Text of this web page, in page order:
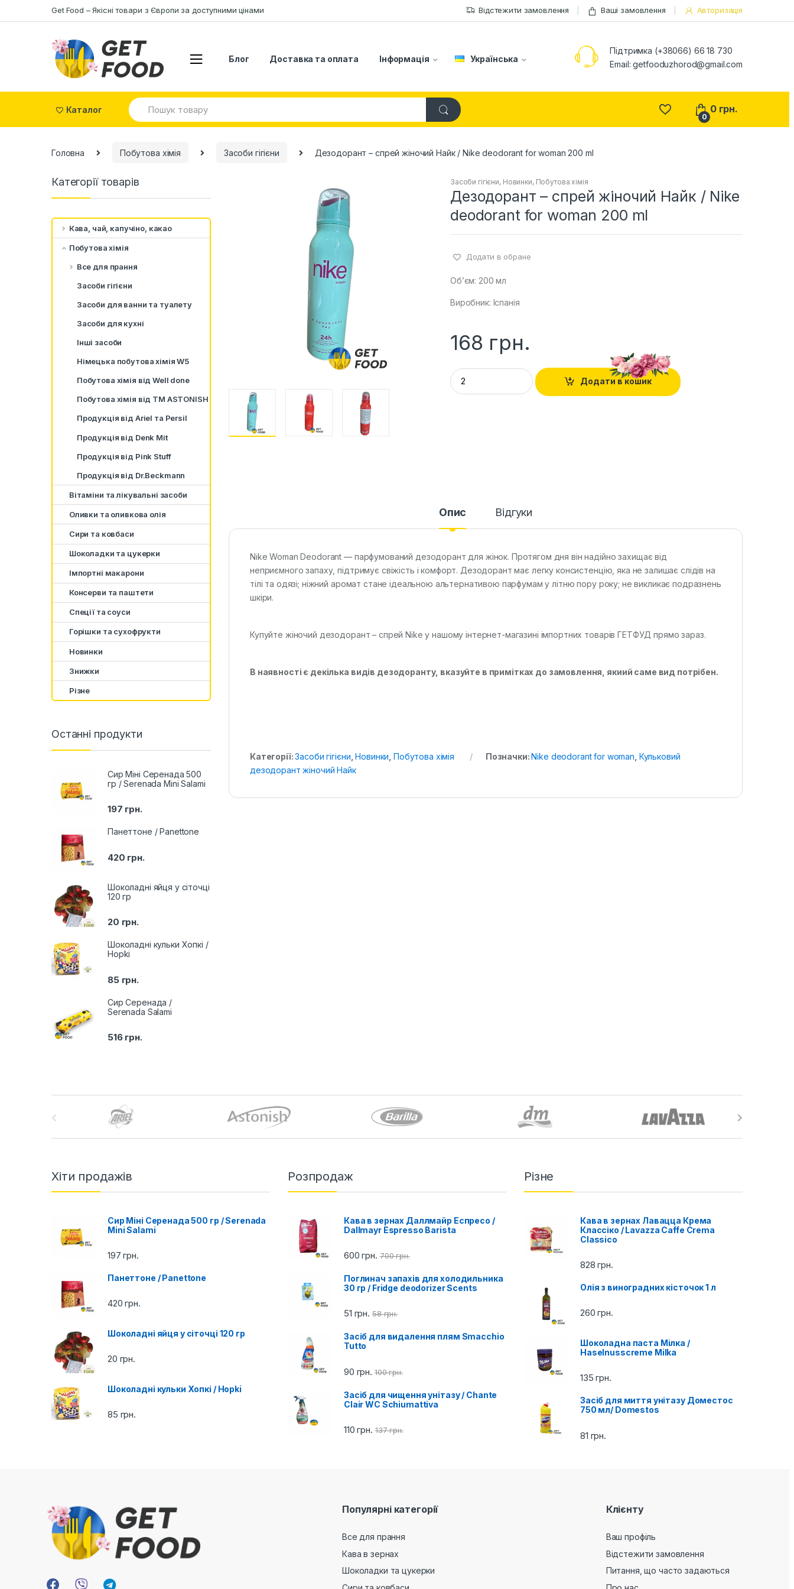
Skip to navigation
Skip to contentGet Food – Якісні товари з Європи за доступними цінами Відстежити замовлення Ваші замовлення Авторизація
Блог Доставка та оплата Інформація Українська
Підтримка (+38066) 66 18 730
Email:getfooduzhorod@gmail.com
Каталог
S
e
h
o
r
:
0
0 грн.
Головна Побутова хімія Засоби гігієни Дезодорант – спрей жіночий Найк / Nike deodorant for woman 200 ml
Засоби гігієни, Новинки, Побутова хімія
Дезодорант – спрей жіночий Найк / Nike
deodorant for woman 200 ml
Додати в обране
Об’єм: 200 мл
Виробник: Іспанія
168 грн.
Q
u
a
Додати в кошик
Опис Відгуки
Nike Woman Deodorant — парфумований дезодорант для жінок. Протягом дня він надійно захищає від
неприємного запаху, підтримує свіжість і комфорт. Дезодорант має легку консистенцію, яка не залишає слідів на
тілі та одязі; ніжний аромат стане ідеальною альтернативою парфумам у літню пору року; не викликає подразнень
шкіри.
Купуйте жіночий дезодорант – спрей Nike у нашому інтернет-магазині імпортних товарів ГЕТФУД прямо зараз.
В наявності є декілька видів дезодоранту, вказуйте в примітках до замовлення, якиий саме вид потрібен.
Категорії:Засоби гігієни ,Новинки ,Побутова хімія Позначки:Nike deodorant for woman Кульковий
дезодорант жіночий Найк
Категорії товарів
Кава, чай, капучіно, какао
Побутова хімія
Все для прання
Засоби гігієни
Засоби для ванни та туалету
Засоби для кухні
Інші засоби
Німецька побутова хімія W5
Побутова хімія від Well done
Побутова хімія від ТМ ASTONISH
Продукція від Ariel та Persil
Продукція від Denk Mit
Продукція від Pink Stuff
Продукція від Dr.Beckmann
Вітаміни та лікувальні засоби
Оливки та оливкова олія
Сири та ковбаси
Шоколадки та цукерки
Імпортні макарони
Консерви та паштети
Спеції та соуси
Горішки та сухофрукти
Новинки
Знижки
Різне
Останні продукти
Сир Міні Серенада 500
гр / Serenada Mini Salami
197 грн.
Панеттоне / Panettone
420 грн.
Шоколадні яйця у сіточці
120 гр
20 грн.
Шоколадні кульки Хопкі /
Hopki
85 грн.
Сир Серенада /
Serenada Salami
516 грн.
Хіти продажів
Сир Міні Серенада 500 гр / Serenada
Mini Salami
197грн.
Панеттоне / Panettone
420грн.
Шоколадні яйця у сіточці 120 гр
20 грн.
Шоколадні кульки Хопкі / Hopki
85 грн.
Розпродаж
Кава в зернах Даллмайр Еспресо /
Dallmayr Espresso Barista
600грн. 700грн.
Поглинач запахів для холодильника
30 гр / Fridge deodorizer Scents
51 грн. 58грн.
Засіб для видалення плям Smacchio
Tutto
90 грн. 100грн.
Засіб для чищення унітазу / Chante
Clair WC Schiumattiva
110грн. 137грн.
Різне
Кава в зернах Лавацца Крема
Классіко / Lavazza Caffe Crema
Classico
828грн.
Олія з виноградних кісточок 1 л
260грн.
Шоколадна паста Мілка /
Haselnusscreme Milka
135грн.
Засіб для миття унітазу Доместос
750 мл/ Domestos
81 грн.
Популярні категорії
Все для прання
Кава в зернах
Шоколадки та цукерки
Клієнту
Ваш профіль
Відстежити замовлення
Питання, що часто задаються